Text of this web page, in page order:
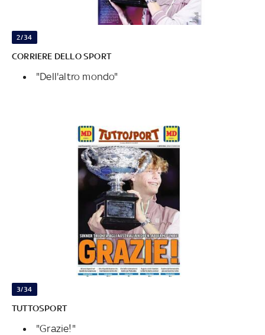
2/34
CORRIERE DELLO SPORT
"Dell'altro mondo"
3/34
TUTTOSPORT
"Grazie!"